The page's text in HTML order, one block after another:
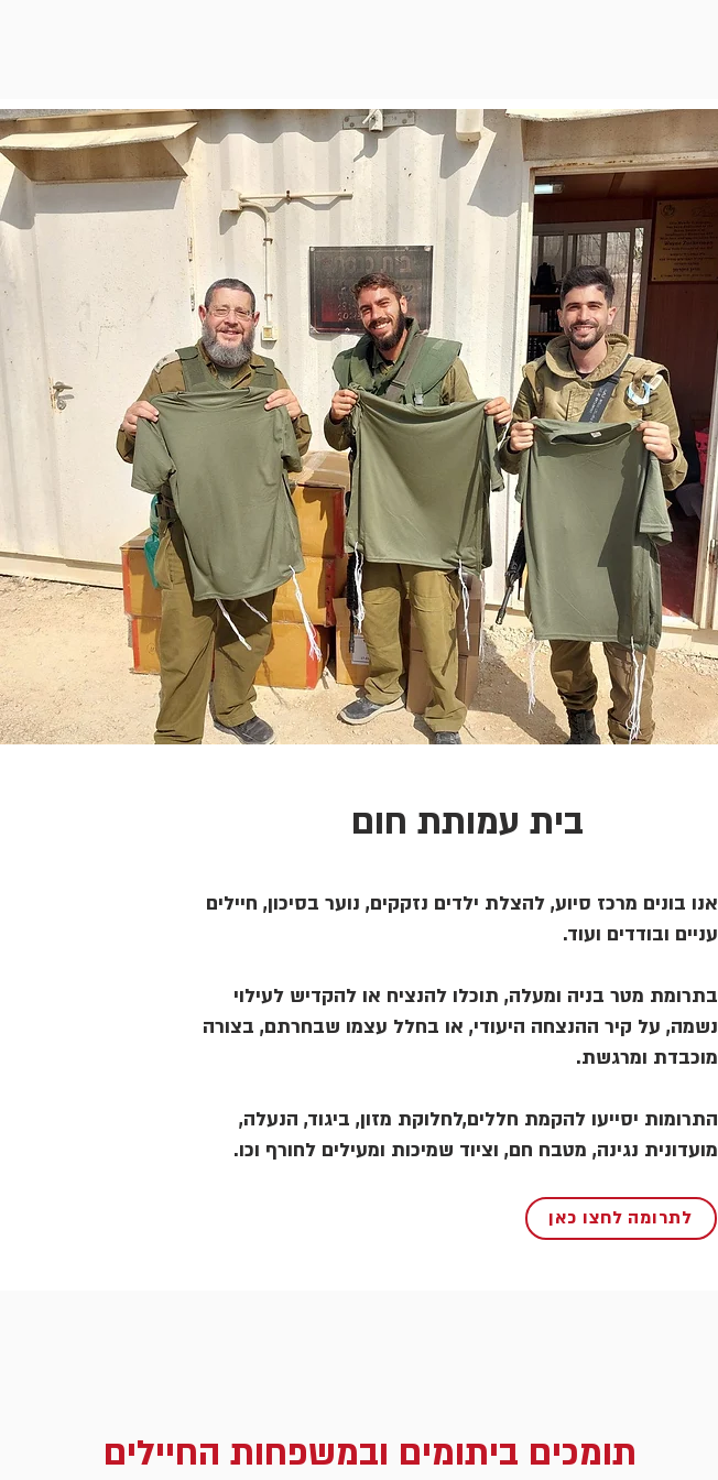
בית עמותת חום
אנו בונים מרכז סיוע, להצלת ילדים נזקקים, נוער בסיכון, חיילים
עניים ובודדים ועוד.
בתרומת מטר בניה ומעלה, תוכלו להנציח או להקדיש לעילוי
נשמה, על קיר ההנצחה היעודי, או בחלל עצמו שבחרתם, בצורה
מוכבדת ומרגשת.
התרומות יסייעו להקמת חללים,לחלוקת מזון, ביגוד, הנעלה,
מועדונית נגינה, מטבח חם, וציוד שמיכות ומעילים לחורף וכו.
לתרומה לחצו כאן
תומכים ביתומים ובמשפחות החיילים